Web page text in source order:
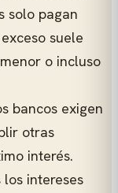
solo pagan
suele
o incluso
bancos exigen
otras
interés.
los intereses